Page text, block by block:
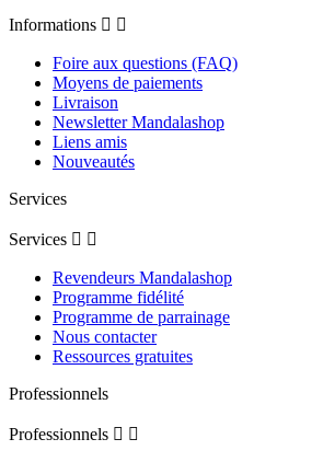
Informations  
Foire aux questions (FAQ)
Moyens de paiements
Livraison
Newsletter Mandalashop
Liens amis
Nouveautés
Services
Services  
Revendeurs Mandalashop
Programme fidélité
Programme de parrainage
Nous contacter
Ressources gratuites
Professionnels
Professionnels  